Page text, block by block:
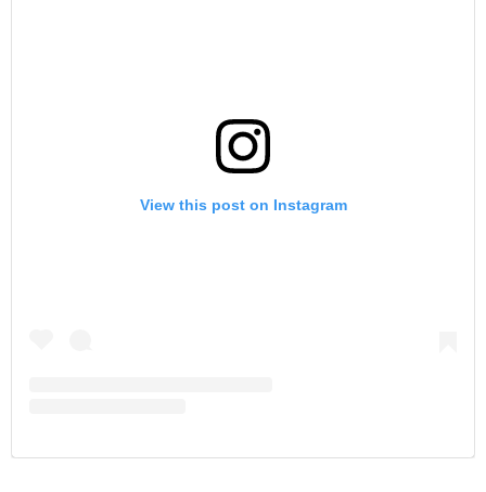
View this post on Instagram